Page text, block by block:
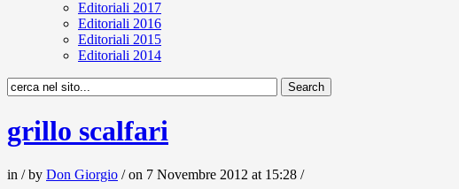
Editoriali 2017
Editoriali 2016
Editoriali 2015
Editoriali 2014
grillo scalfari
in / by Don Giorgio / on 7 Novembre 2012 at 15:28 /